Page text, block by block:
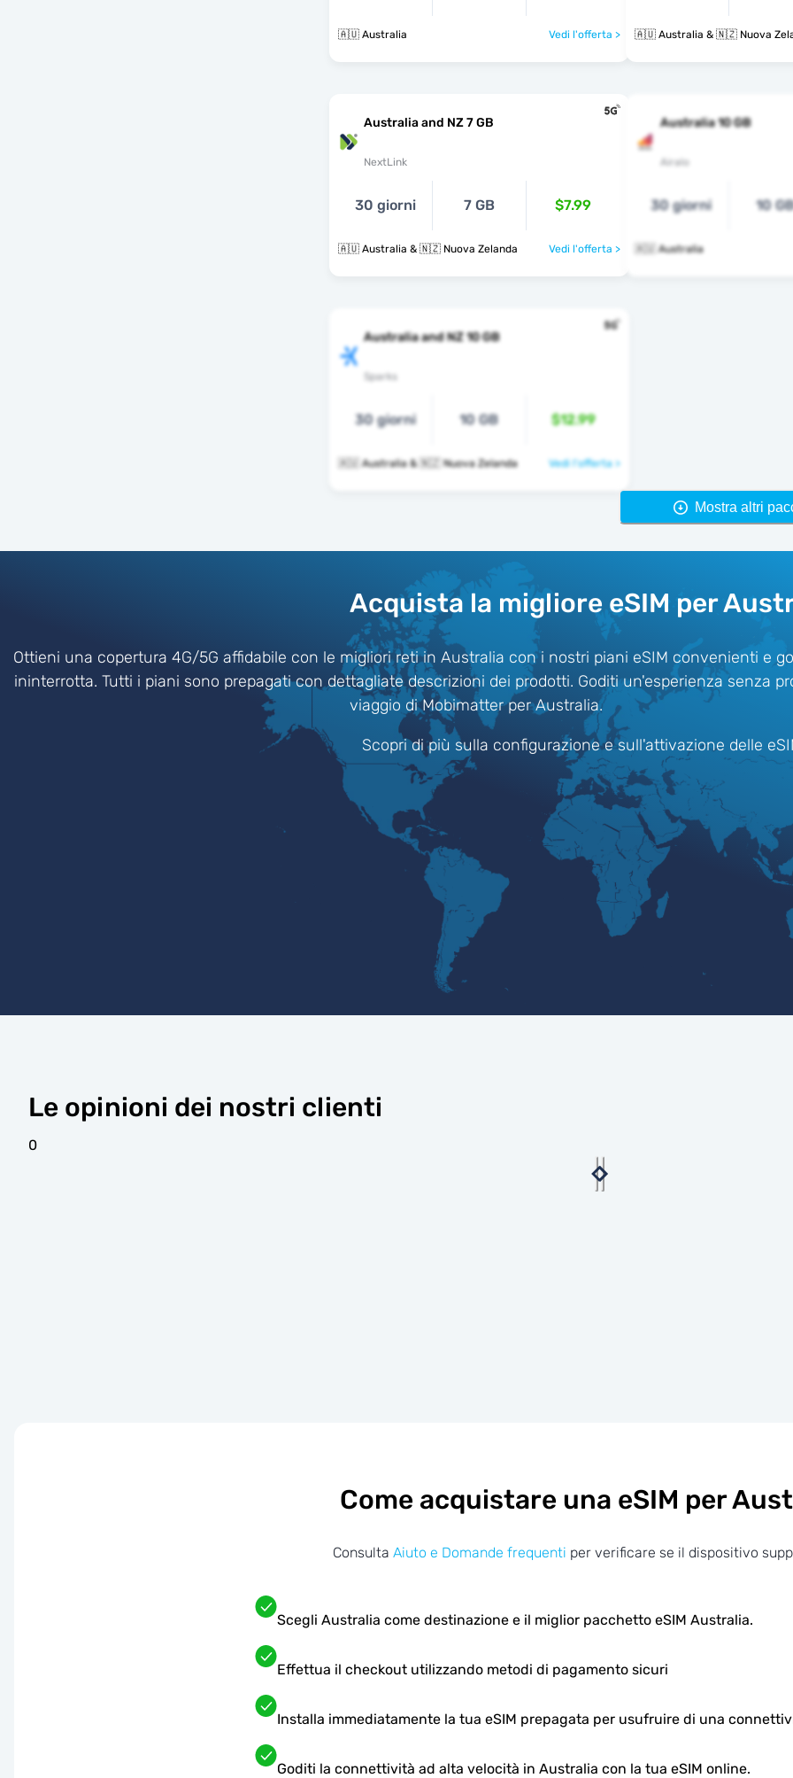
🇦🇺 Australia Vedi l'offerta > 🇦🇺 Australia & 🇳🇿 Nuova
Australia and NZ 7 GB
NextLink
30 giorni 7 GB $7.99
🇦🇺 Australia & 🇳🇿 Nuova Zelanda Vedi l'offerta >
Australia 10 GB
Airalo
30 giorni 10
🇦🇺 Australia
Australia and NZ 10 GB
Sparks
30 giorni 10 GB $12.99
🇦🇺 Australia & 🇳🇿 Nuova Zelanda Vedi l'offerta >
Mostra altri
Acquista la migliore eSIM per
Ottieni una copertura 4G/5G affidabile con le migliori reti in Australia con i nostri piani eSIM convenienti e
ininterrotta. Tutti i piani sono prepagati con dettagliate descrizioni dei prodotti. Goditi un'esperienza senza
viaggio di Mobimatter per Australia.
Scopri di più sulla configurazione e sull'attivazione delle
Le opinioni dei nostri clienti
0
Come acquistare una eSIM per
Consulta Aiuto e Domande frequenti per verificare se il dispositivo
Scegli Australia come destinazione e il miglior pacchetto eSIM Australia.
Effettua il checkout utilizzando metodi di pagamento sicuri
Installa immediatamente la tua eSIM prepagata per usufruire di una
Goditi la connettività ad alta velocità in Australia con la tua eSIM online.